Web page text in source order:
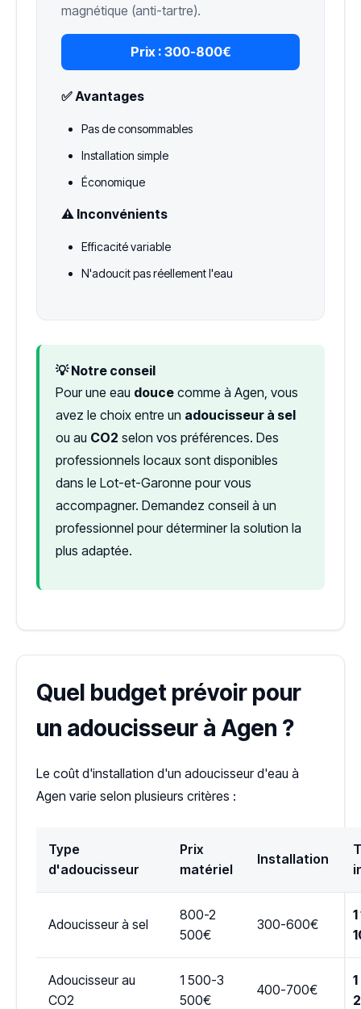
magnétique (anti-tartre).
Prix : 300-800€
✅ Avantages
Pas de consommables
Installation simple
Économique
⚠️ Inconvénients
Efficacité variable
N'adoucit pas réellement l'eau
💡 Notre conseil
Pour une eau douce comme à Agen, vous
avez le choix entre un adoucisseur à sel
ou au CO2 selon vos préférences. Des
professionnels locaux sont disponibles
dans le Lot-et-Garonne pour vous
accompagner. Demandez conseil à un
professionnel pour déterminer la solution la
plus adaptée.
Quel budget prévoir pour
un adoucisseur à Agen ?
Le coût d'installation d'un adoucisseur d'eau à
Agen varie selon plusieurs critères :
Type
d'adoucisseur
Prix
matériel
Installation
Adoucisseur à sel
800-2
500€
300-600€
Adoucisseur au
CO2
1 500-3
500€
400-700€